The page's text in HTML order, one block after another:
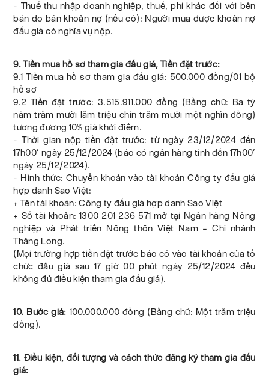
- Thuế thu nhập doanh nghiệp, thuế, phí khác đối với bên
bán do bán khoản nợ (nếu có): Người mua được khoản nợ
đấu giá có nghĩa vụ nộp.
9. Tiền mua hồ sơ tham gia đấu giá, Tiền đặt trước:
9.1 Tiền mua hồ sơ tham gia đấu giá: 500.000 đồng/01 bộ
hồ sơ
9.2 Tiền đặt trước: 3.515.911.000 đồng (Bằng chữ: Ba tỷ
năm trăm mười lăm triệu chín trăm mười một nghìn đồng)
tương đương 10% giá khởi điểm.
- Thời gian nộp tiền đặt trước: từ ngày 23/12/2024 đến
17h00’ ngày 25/12/2024 (báo có ngân hàng tính đến 17h00’
ngày 25/12/2024).
- Hình thức: Chuyển khoản vào tài khoản Công ty đấu giá
hợp danh Sao Việt:
+ Tên tài khoản: Công ty đấu giá hợp danh Sao Việt
+ Số tài khoản: 1300 201 236 571 mở tại Ngân hàng Nông
nghiệp và Phát triển Nông thôn Việt Nam – Chi nhánh
Thăng Long.
(Mọi trường hợp tiền đặt trước báo có vào tài khoản của tổ
chức đấu giá sau 17 giờ 00 phút ngày 25/12/2024 đều
không đủ điều kiện tham gia đấu giá).
10. Bước giá: 100.000.000 đồng (Bằng chữ: Một trăm triệu
đồng).
11. Điều kiện, đối tượng và cách thức đăng ký tham gia đấu
giá: